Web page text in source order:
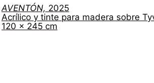
AVENTÓN, 2025
Acrílico y tinte para madera sobre
120 x 245 cm